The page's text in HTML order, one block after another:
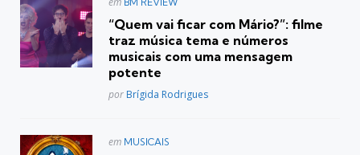
“Quem vai ficar com Mário?”: filme
traz música tema e números
musicais com uma mensagem
potente
Posted
por Brígida Rodrigues
Postado
em MUSICAIS